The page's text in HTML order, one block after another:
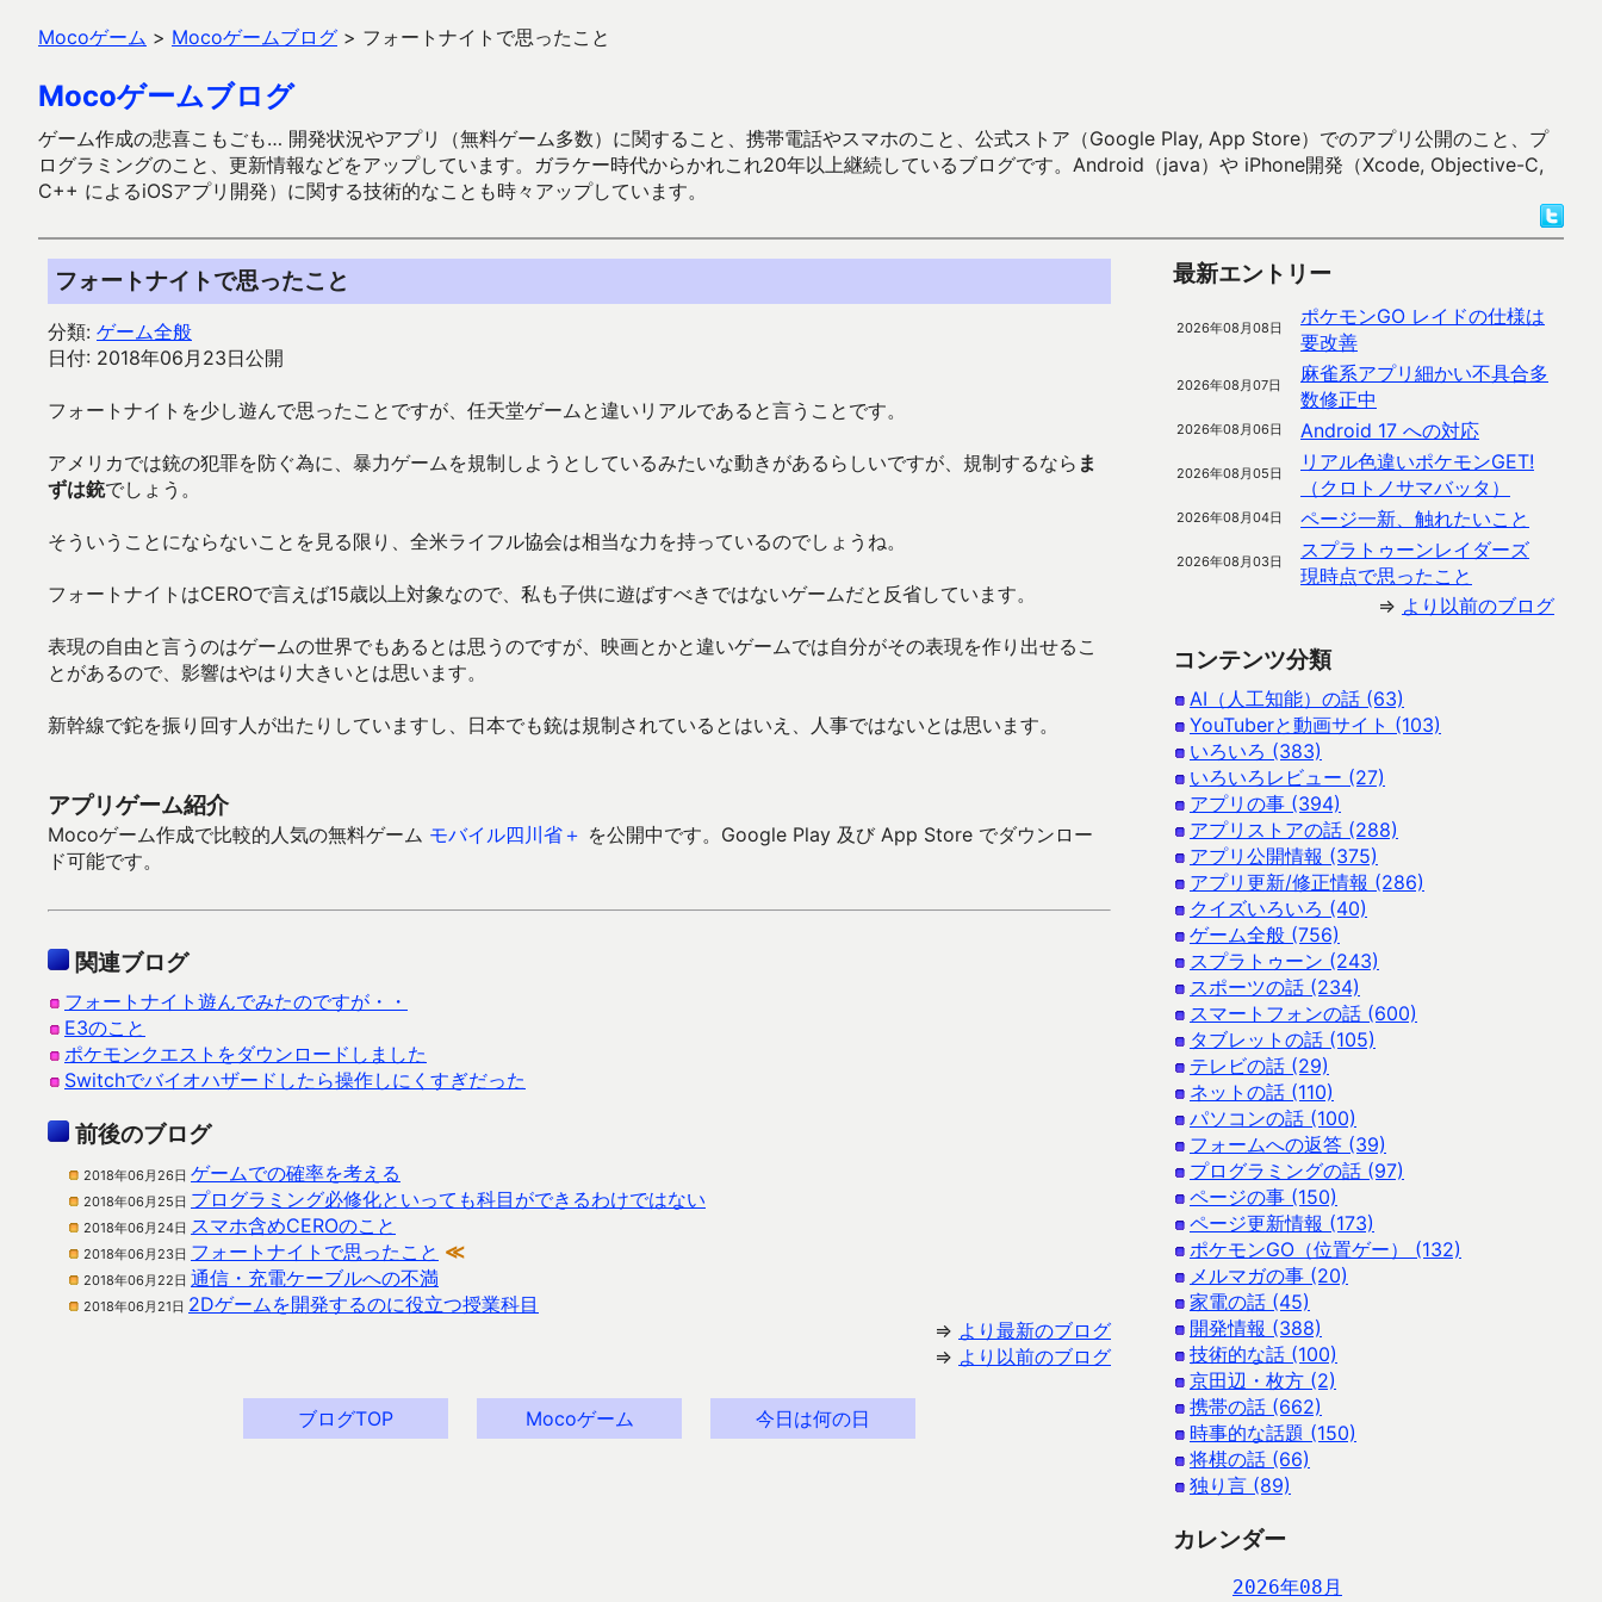
Mocoゲーム > Mocoゲームブログ > フォートナイトで思ったこと
Mocoゲームブログ
ゲーム作成の悲喜こもごも… 開発状況やアプリ（無料ゲーム多数）に関すること、携帯電話やスマホのこと、公式ストア（Google Play, App Store）でのアプリ公開のこと、プ
ログラミングのこと、更新情報などをアップしています。ガラケー時代からかれこれ20年以上継続しているブログです。Android（java）や iPhone開発（Xcode, Objective-C,
C++ によるiOSアプリ開発）に関する技術的なことも時々アップしています。
フォートナイトで思ったこと
分類: ゲーム全般
日付: 2018年06月23日公開
フォートナイトを少し遊んで思ったことですが、任天堂ゲームと違いリアルであると言うことです。
アメリカでは銃の犯罪を防ぐ為に、暴力ゲームを規制しようとしているみたいな動きがあるらしいですが、規制するなら ま
ずは銃でしょう。
そういうことにならないことを見る限り、全米ライフル協会は相当な力を持っているのでしょうね。
フォートナイトはCEROで言えば15歳以上対象なので、私も子供に遊ばすべきではないゲームだと反省しています。
表現の自由と言うのはゲームの世界でもあるとは思うのですが、映画とかと違いゲームでは自分がその表現を作り出せるこ
とがあるので、影響はやはり大きいとは思います。
新幹線で鉈を振り回す人が出たりしていますし、日本でも銃は規制されているとはいえ、人事ではないとは思います。
アプリゲーム紹介
Mocoゲーム作成で比較的人気の無料ゲーム モバイル四川省＋ を公開中です。Google Play 及び App Store でダウンロー
ド可能です。
関連ブログ
フォートナイト遊んでみたのですが・・
E3のこと
ポケモンクエストをダウンロードしました
Switchでバイオハザードしたら操作しにくすぎだった
前後のブログ
2018年06月26日 ゲームでの確率を考える
2018年06月25日 プログラミング必修化といっても科目ができるわけではない
2018年06月24日 スマホ含めCEROのこと
2018年06月23日 フォートナイトで思ったこと ≪
2018年06月22日 通信・充電ケーブルへの不満
2018年06月21日 2Dゲームを開発するのに役立つ授業科目
⇒ より最新のブログ
⇒ より以前のブログ
ブログTOP Mocoゲーム 今日は何の日
最新エントリー
2026年08月08日
ポケモンGO レイドの仕様は
要改善
2026年08月07日
麻雀系アプリ細かい不具合多
数修正中
2026年08月06日 Android 17 への対応
2026年08月05日
リアル色違いポケモンGET!
（クロトノサマバッタ）
2026年08月04日 ページ一新、触れたいこと
2026年08月03日
スプラトゥーンレイダーズ
現時点で思ったこと
⇒ より以前のブログ
コンテンツ分類
AI（人工知能）の話 (63)
YouTuberと動画サイト (103)
いろいろ (383)
いろいろレビュー (27)
アプリの事 (394)
アプリストアの話 (288)
アプリ公開情報 (375)
アプリ更新/修正情報 (286)
クイズいろいろ (40)
ゲーム全般 (756)
スプラトゥーン (243)
スポーツの話 (234)
スマートフォンの話 (600)
タブレットの話 (105)
テレビの話 (29)
ネットの話 (110)
パソコンの話 (100)
フォームへの返答 (39)
プログラミングの話 (97)
ページの事 (150)
ページ更新情報 (173)
ポケモンGO（位置ゲー） (132)
メルマガの事 (20)
家電の話 (45)
開発情報 (388)
技術的な話 (100)
京田辺・枚方 (2)
携帯の話 (662)
時事的な話題 (150)
将棋の話 (66)
独り言 (89)
カレンダー
2026年08月